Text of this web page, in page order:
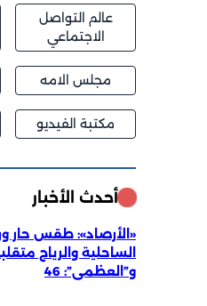
عالم التواصل
الاجتماعي
مجلس الامه
مكتبة الفيديو
أحدث الأخبار
«الأرصاد»: طقس حار
الساحلية والرياح
و”العظمى”: 46